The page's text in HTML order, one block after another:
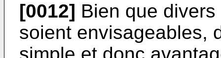
[0012] Bien que
soient envisageables,